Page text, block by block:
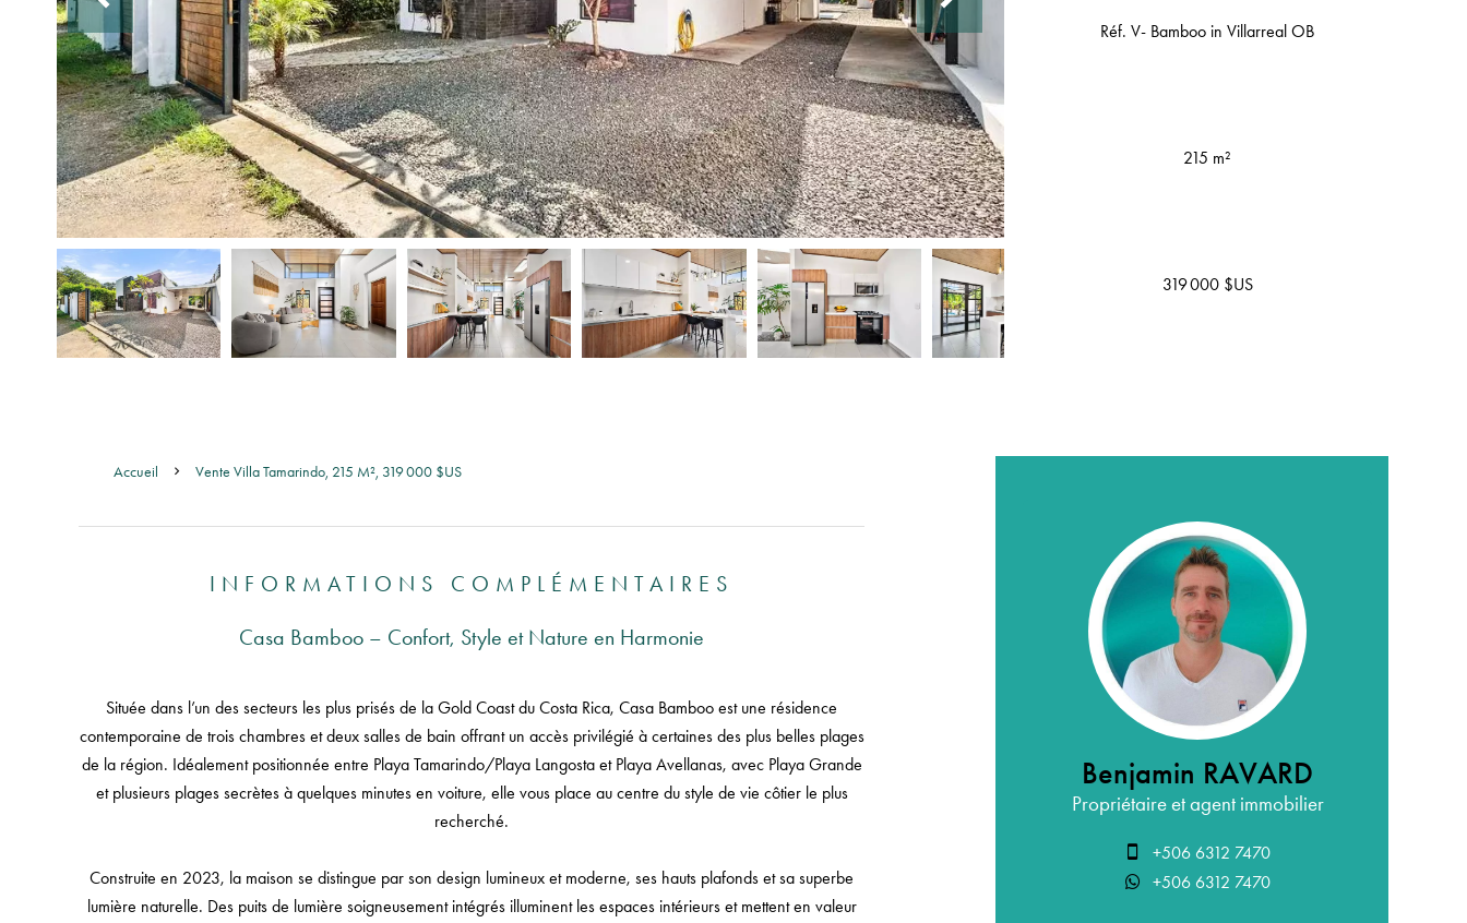
Réf. V- Bamboo in Villarreal OB
215 m²
319 000 $US
Accueil Vente Villa Tamarindo, 215 M², 319 000 $US
INFORMATIONS COMPLÉMENTAIRES
Casa Bamboo – Confort, Style et Nature en Harmonie
Située dans l’un des secteurs les plus prisés de la Gold Coast du Costa Rica, Casa Bamboo est une résidence
contemporaine de trois chambres et deux salles de bain offrant un accès privilégié à certaines des plus belles plages
de la région. Idéalement positionnée entre Playa Tamarindo/Playa Langosta et Playa Avellanas, avec Playa Grande
et plusieurs plages secrètes à quelques minutes en voiture, elle vous place au centre du style de vie côtier le plus
recherché.
Construite en 2023, la maison se distingue par son design lumineux et moderne, ses hauts plafonds et sa superbe
lumière naturelle. Des puits de lumière soigneusement intégrés illuminent les espaces intérieurs et mettent en valeur
Benjamin RAVARD
Propriétaire et agent immobilier
+506 6312 7470
+506 6312 7470